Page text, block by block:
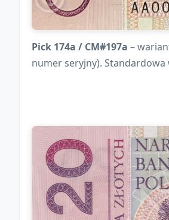
Pick 174a / CM#197a –
numer seryjny).